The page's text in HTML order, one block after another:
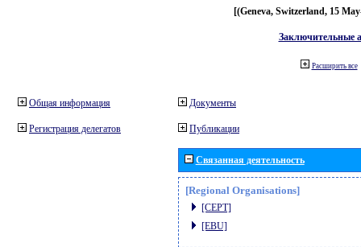
[(Geneva, Switzerland, 15
Заключительные
Расширить все
Общая информация
Регистрация делегатов
Документы
Публикации
Связанная деятельность
[Regional Organisations]
[CEPT]
[EBU]